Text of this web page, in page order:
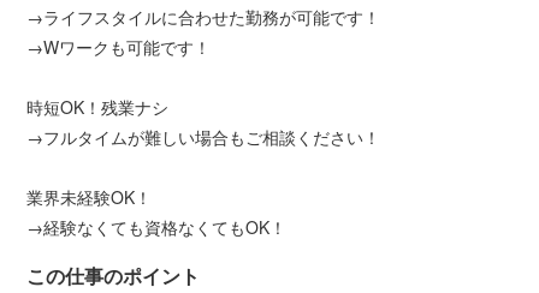
→ライフスタイルに合わせた勤務が可能です！
→Wワークも可能です！
時短OK！残業ナシ
→フルタイムが難しい場合もご相談ください！
業界未経験OK！
→経験なくても資格なくてもOK！
この仕事のポイント